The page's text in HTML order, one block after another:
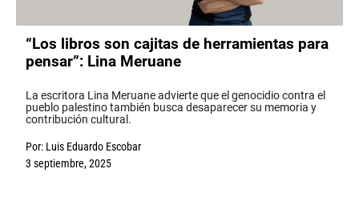
“Los libros son cajitas de herramientas para
pensar”: Lina Meruane
La escritora Lina Meruane advierte que el genocidio contra el
pueblo palestino también busca desaparecer su memoria y
contribución cultural.
Por: Luis Eduardo Escobar
3 septiembre, 2025